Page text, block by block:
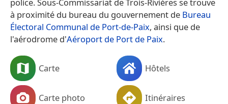
à proximité du bureau du gouvernement de Bureau
Électoral Communal de Port-de-Paix, ainsi que de
l'aérodrome d'Aéroport de Port de Paix.
Carte Hôtels
Carte photo Itinéraires